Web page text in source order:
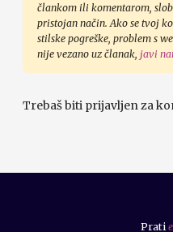
člankom ili komentarom,
pristojan način. Ako se tvoj
stilske pogreške, problem s
nije vezano uz članak, javi
Trebaš biti prijavljen za
Prati